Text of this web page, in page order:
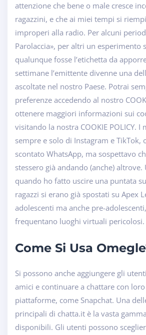
attenzione che bene o male cresce
ragazzini, e che ai miei tempi si
improperi alla radio. Per alcuni period
Parolaccia», per altri un esperimento
qualunque fosse l’etichetta da
settimane l’emittente divenne una
ascoltate nel nostro Paese. Potrai
preferenze accedendo al nostro
ottenere maggiori informazioni sui
visitando la nostra COOKIE POLICY. I
sempre e solo di Instagram e TikTok,
scontato WhatsApp, ma sospettavo
stessero già andando (anche) altrove.
quando ho fatto uscire una puntata
ragazzi si erano già spostati su Apex
adolescenti ma anche pre-
frequentano luoghi virtuali pericolosi.
Come Si Usa
Si possono anche aggiungere gli
amici e continuare a chattare con
piattaforme, come Snapchat. Una
principali di chatta.it è la vasta
disponibili. Gli utenti possono